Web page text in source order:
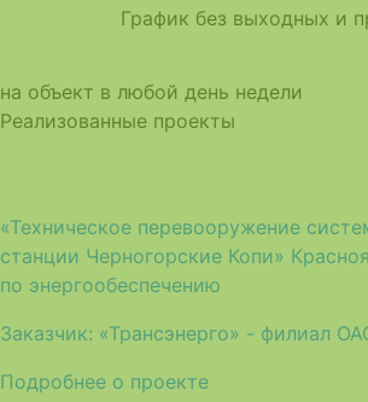
График без выходных и
на объект в любой день недели
Реализованные проекты
«Техническое перевооружение
станции Черногорские Копи»
по энергообеспечению
Заказчик: «Трансэнерго» - филиал
Подробнее о проекте